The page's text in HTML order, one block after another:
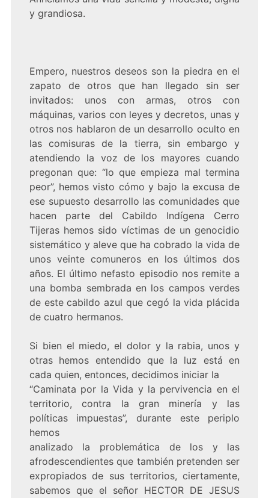
y grandiosa.
Empero, nuestros deseos son la piedra en el
zapato de otros que han llegado sin ser
invitados: unos con armas, otros con
máquinas, varios con leyes y decretos, unas y
otros nos hablaron de un desarrollo oculto en
las comisuras de la tierra, sin embargo y
atendiendo la voz de los mayores cuando
pregonan que: “lo que empieza mal termina
peor”, hemos visto cómo y bajo la excusa de
ese supuesto desarrollo las comunidades que
hacen parte del Cabildo Indígena Cerro
Tijeras hemos sido víctimas de un genocidio
sistemático y aleve que ha cobrado la vida de
unos veinte comuneros en los últimos dos
años. El último nefasto episodio nos remite a
una bomba sembrada en los campos verdes
de este cabildo azul que cegó la vida plácida
de cuatro hermanos.
Si bien el miedo, el dolor y la rabia, unos y
otras hemos entendido que la luz está en
cada quien, entonces, decidimos iniciar la
“Caminata por la Vida y la pervivencia en el
territorio, contra la gran minería y las
políticas impuestas”, durante este periplo
hemos
analizado la problemática de los y las
afrodescendientes que también pretenden ser
expropiados de sus territorios, ciertamente,
sabemos que el señor HECTOR DE JESUS